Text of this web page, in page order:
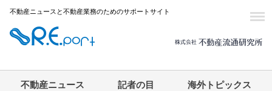
不動産ニュースと不動産業務のためのサポートサイト
不動産ニュース 記者の目 海外トピックス